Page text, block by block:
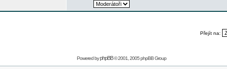
Přejít na:
Powered byphpBB© 2001, 2005 phpBB Group